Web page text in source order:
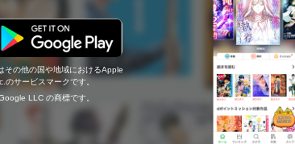
の他の国や地域におけるApple
サービスマークです。
LLC の商標です。